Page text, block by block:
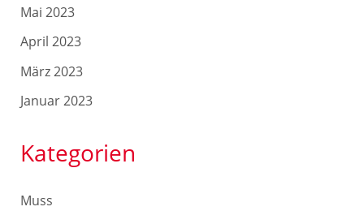
Mai 2023
April 2023
März 2023
Januar 2023
Kategorien
Muss